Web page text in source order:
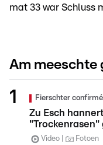
mat 33 war Schluss
Am meeschte
Fierschter
Zu Esch
"Trockenrasen"
Video Fotoen